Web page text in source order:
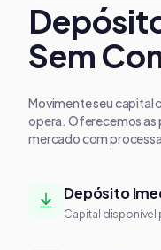
Sem
Movimente seu capital
opera. Oferecemos as
mercado com
Depósito
Capital disponível